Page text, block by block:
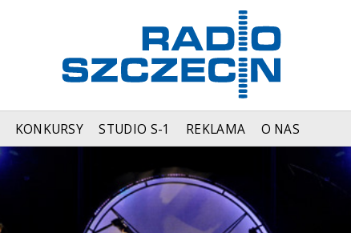
KONKURSY STUDIO S-1 REKLAMA O NAS